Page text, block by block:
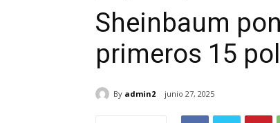
Sheinbaum
primeros 15
By admin2 junio 27, 2025